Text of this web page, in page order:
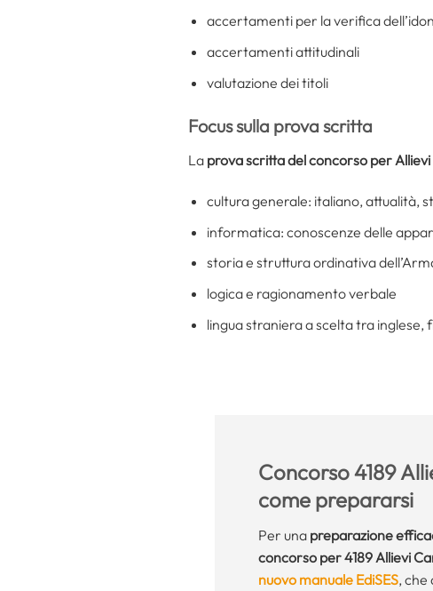
accertamenti per la verifica
accertamenti attitudinali
valutazione dei titoli
Focus sulla prova scritta
La prova scritta del concorso per
cultura generale: italiano, attualità,
informatica: conoscenze delle
storia e struttura ordinativa
logica e ragionamento verbale
lingua straniera a scelta tra inglese,
Concorso 4189
come prepararsi
Per una preparazione
concorso per 4189 Allievi
nuovo manuale EdiSES, che